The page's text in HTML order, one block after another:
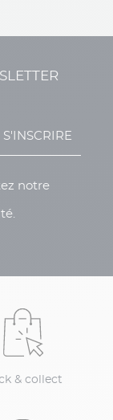
S'INSCRIRE
notre
& collect